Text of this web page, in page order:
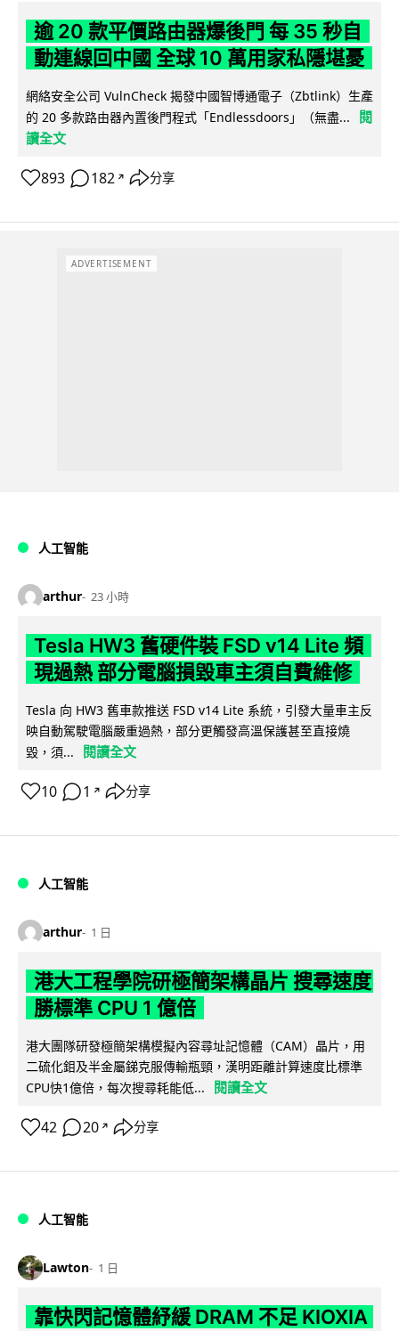
逾 20 款平價路由器爆後門 每 35 秒自
動連線回中國 全球 10 萬用家私隱堪憂
網絡安全公司 VulnCheck 揭發中國智博通電子（Zbtlink）生產
的 20 多款路由器內置後門程式「Endlessdoors」（無盡...
閱
讀全文
893 182 ↗ 分享
ADVERTISEMENT
人工智能
arthur 23 小時
Tesla HW3 舊硬件裝 FSD v14 Lite 頻
現過熱 部分電腦損毀車主須自費維修
Tesla 向 HW3 舊車款推送 FSD v14 Lite 系統，引發大量車主反
映自動駕駛電腦嚴重過熱，部分更觸發高溫保護甚至直接燒
毀，須...
閱讀全文
10 1 ↗ 分享
人工智能
arthur 1 日
港大工程學院研極簡架構晶片 搜尋速度
勝標準 CPU 1 億倍
港大團隊研發極簡架構模擬內容尋址記憶體（CAM）晶片，用
二硫化鉬及半金屬銻克服傳輸瓶頸，漢明距離計算速度比標準
CPU快1億倍，每次搜尋耗能低...
閱讀全文
42 20 ↗ 分享
人工智能
Lawton 1 日
靠快閃記憶體紓緩 DRAM 不足 KIOXIA